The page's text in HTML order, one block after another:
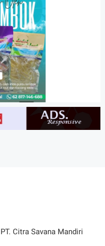
Citra Savana Mandiri